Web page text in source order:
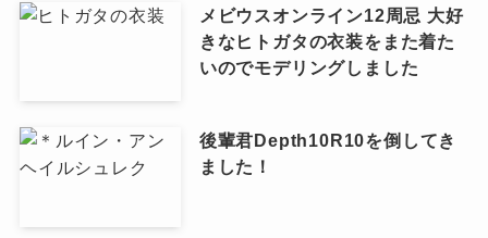
メビウスオンライン12周忌 大好
きなヒトガタの衣装をまた着た
いのでモデリングしました
後輩君Depth10R10を倒してき
ました！